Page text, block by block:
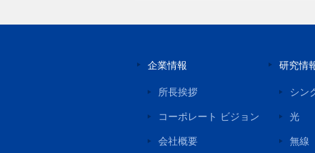
企業情報
所長挨拶
コーポレート ビジョン
会社概要
研究情
シン
光
無線